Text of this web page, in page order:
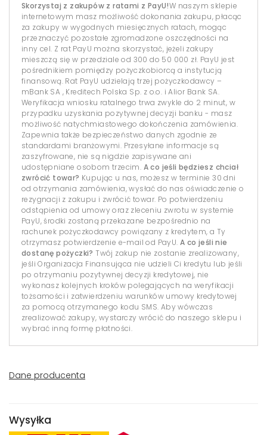
Skorzystaj z zakupów z ratami z PayU!W naszym sklepie
internetowym masz możliwość dokonania zakupu, płacąc
za zakupy w wygodnych miesięcznych ratach, mogąc
przeznaczyć pozostałe zgromadzone oszczędności na
inny cel. Z rat PayU można skorzystać, jeżeli zakupy
mieszczą się w przedziale od 300 do 50 000 zł. PayU jest
pośrednikiem pomiędzy pożyczkobiorcą a instytucją
finansową. Rat PayU udzielają trzej pożyczkodawcy –
mBank SA , Kreditech Polska Sp. z o.o. i Alior Bank SA.
Weryfikacja wniosku ratalnego trwa zwykle do 2 minut, w
przypadku uzyskania pozytywnej decyzji banku - masz
możliwość natychmiastowego dokończenia zamówienia.
Zapewnia także bezpieczeństwo danych zgodnie ze
standardami branżowymi. Przesyłane informacje są
zaszyfrowane, nie są nigdzie zapisywane ani
udostępniane osobom trzecim. A co jeśli będziesz chciał
zwrócić towar? Kupując u nas, możesz w terminie 30 dni
od otrzymania zamówienia, wysłać do nas oświadczenie o
rezygnacji z zakupu i zwrócić towar. Po potwierdzeniu
odstąpienia od umowy oraz zleceniu zwrotu w systemie
PayU, środki zostaną przekazane bezpośrednio na
rachunek pożyczkodawcy powiązany z kredytem, a Ty
otrzymasz potwierdzenie e-mail od PayU. A co jeśli nie
dostanę pożyczki? Twój zakup nie zostanie zrealizowany,
jeśli Organizacja Finansująca nie udzieli Ci kredytu lub jeśli
po otrzymaniu pozytywnej decyzji kredytowej, nie
wykonasz kolejnych kroków polegających na weryfikacji
tożsamości i zatwierdzeniu warunków umowy kredytowej
za pomocą otrzymanego kodu SMS. Aby wówczas
zrealizować zakupy, wystarczy wrócić do naszego sklepu i
wybrać inną formę płatności.
Dane producenta
Wysyłka